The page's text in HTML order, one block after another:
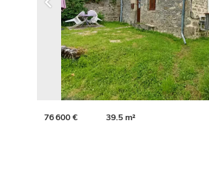
76 600 € 39.5 m²